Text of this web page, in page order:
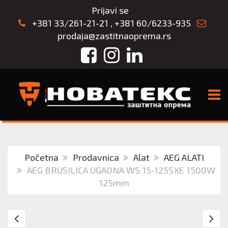
Prijavi se
+381 33/261-21-21 , +381 60/6233-935
prodaja@zastitnaoprema.rs
FacebookInstagram
LinkedIn
Početna Prodavnica Alat
AEG ALATI
AEG BRUSILICA UGAONA WS 15-125SXE 1500W
125mm
AEG